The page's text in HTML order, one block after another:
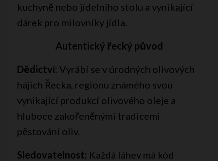
kuchyně nebo jídelního stolu a vynikající
dárek pro milovníky jídla.
Autentický řecký původ
Dědictví: Vyrábí se v úrodných olivových
hájích Řecka, regionu známého svou
vynikající produkcí olivového oleje a
hluboce zakořeněnými tradicemi
pěstování oliv.
Sledovatelnost: Každá láhev má kód